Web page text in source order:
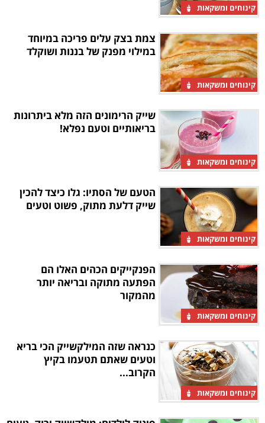
קינוחים ומשקאות
קינוחים ומשקאות
צמת בצק עלים פריכה במיוחד
במילוי מפנק של בננות ושוקלד
קינוחים ומשקאות
שייק הרימונים הזה מלא ביתרונות
בריאותיים וטעם נפלא!
קינוחים ומשקאות
הטעם של הסתיו: גלו כיצד להכין
שייק דלעת מתוק, פשוט וטעים
קינוחים ומשקאות
הפנקייקים הכהים האלו הם
הפתעה מתוקה ובריאה יותר
מהמקור
קינוחים ומשקאות
כנראה שזה המילקשייק הכי בריא
וטעים שאתם תטעמו בקיץ
הקרוב...